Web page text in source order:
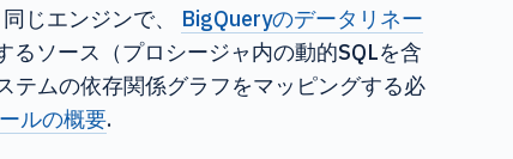
じエンジンで、 BigQueryのデータリネー
ソース（プロシージャ内の動的SQLを含
ムの依存関係グラフをマッピングする必
ルの概要.